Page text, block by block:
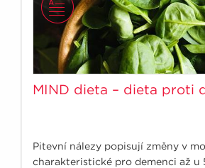
MIND dieta – dieta proti
Pitevní nálezy popisují změny v
charakteristické pro demenci až u